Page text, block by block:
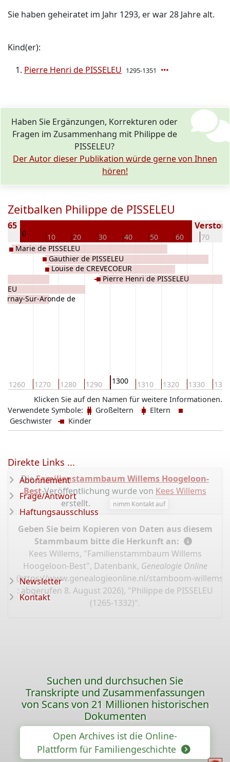
Sie haben geheiratet im Jahr 1293, er war 28 Jahre alt.
Kind(er):
Pierre Henri de PISSELEU 1295-1351
Haben Sie Ergänzungen, Korrekturen oder
Fragen im Zusammenhang mit Philippe de
PISSELEU?
Der Autor dieser Publikation würde gerne von Ihnen
hören!
Zeitbalken Philippe de PISSELEU
0 10 20 30 40 50 60 70
1260 1270 1280 1290 1300 1310 1320 1330 1340
Sur-Aronde de
Marie de PISSELEU
Gauthier de PISSELEU
Louise de CREVECOEUR
Pierre Henri de PISSELEU
Klicken Sie auf den Namen für weitere Informationen.
Verwendete Symbole:
Großeltern
Eltern
Geschwister
Kinder
DieFamilienstammbaum Willems Hoogeloon-
Best-Veröffentlichung wurde von Kees Willems
erstellt.
nimm Kontakt auf
Geben Sie beim Kopieren von Daten aus diesem
Stammbaum bitte die Herkunft an:
Kees Willems, "Familienstammbaum Willems
Hoogeloon-Best", Datenbank, Genealogie Online
(https://www.genealogieonline.nl/stamboom-willems-
: abgerufen 8. August 2026), "Philippe de PISSELEU
(1265-1332)".
Direkte Links ...
Abonnement
Frage/Antwort
Haftungsausschluss
Newsletter
Kontakt
Suchen und durchsuchen Sie
Transkripte und Zusammenfassungen
von Scans von 21 Millionen historischen
Dokumenten
Open Archives ist die Online-
Plattform für Familiengeschichte